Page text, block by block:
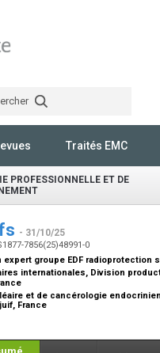
Traités EMC
PROFESSIONNELLE ET DE
- 31/10/25
7856(25)48991-0
expert groupe EDF radioprotection
internationales, Division
et de cancérologie
France